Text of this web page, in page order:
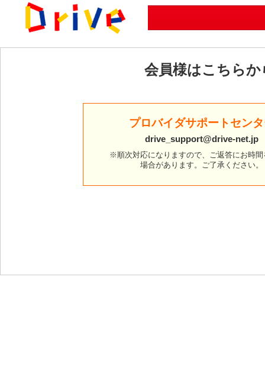
会員様はこちら
プロバイダサポートセン
drive_support@drive-net.jp
※順次対応になりますので、ご返答にお時間
場合があります。ご了承ください。